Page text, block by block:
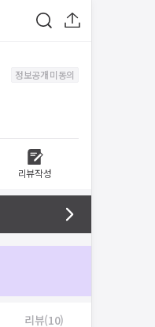
정보공개 미동의
리뷰작성
리뷰(10)